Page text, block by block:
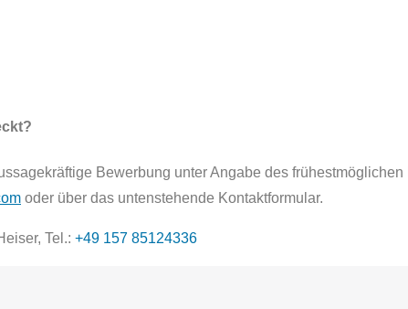
Bewerbung unter Angabe des
oder über das untenstehende Kontaktformular.
Tel.: +49 157 85124336